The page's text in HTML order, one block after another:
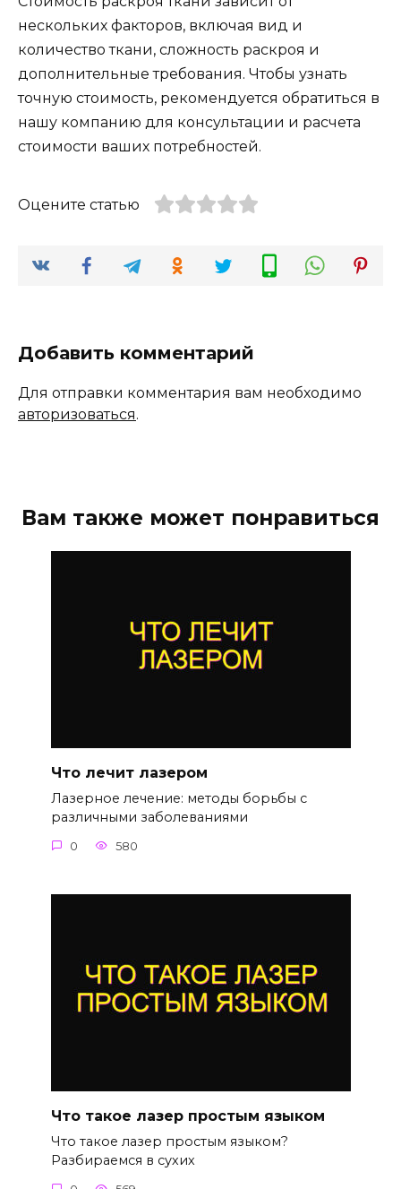
нескольких факторов, включая вид и
количество ткани, сложность раскроя и
дополнительные требования. Чтобы узнать
точную стоимость, рекомендуется обратиться в
нашу компанию для консультации и расчета
стоимости ваших потребностей.
Оцените статью
Добавить комментарий
Для отправки комментария вам необходимо
авторизоваться.
Вам также может понравиться
Что лечит лазером
Лазерное лечение: методы борьбы с
различными заболеваниями
0 580
Что такое лазер простым языком
Что такое лазер простым языком?
Разбираемся в сухих